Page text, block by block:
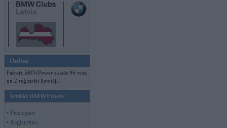
Online
Pašreiz BMWPower skatās 96 viesi
un 2 reģistrēti lietotāji.
Ienākt BMWPower
• Pieslēgties
• Reģistrēties